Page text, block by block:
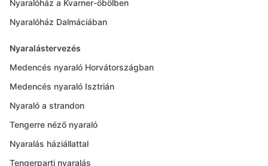
Nyaralóház a Kvarner-öbölben
Nyaralóház Dalmáciában
Nyaralástervezés
Medencés nyaraló Horvátországban
Medencés nyaraló Isztrián
Nyaraló a strandon
Tengerre néző nyaraló
Nyaralás háziállattal
Tengerparti nyaralás